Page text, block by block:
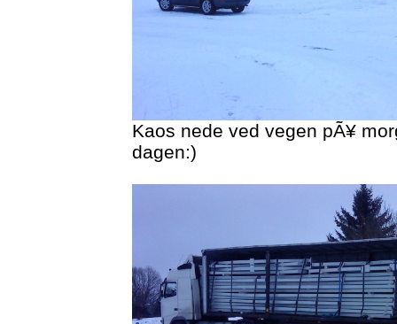
Kaos nede ved vegen pÃ¥
dagen:)